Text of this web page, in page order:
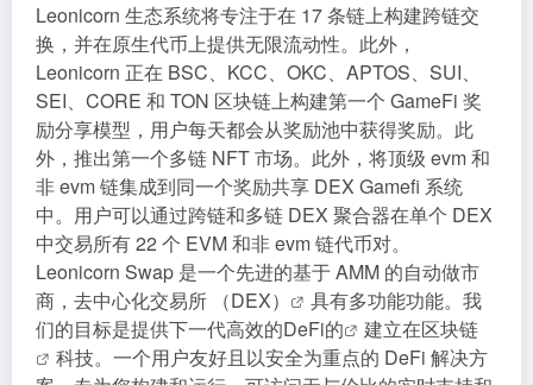
Leonicorn 生态系统将专注于在 17 条链上构建跨链交
换，并在原生代币上提供无限流动性。此外，
Leonicorn 正在 BSC、KCC、OKC、APTOS、SUI、
SEI、CORE 和 TON 区块链上构建第一个 GameFi 奖
励分享模型，用户每天都会从奖励池中获得奖励。此
外，推出第一个多链 NFT 市场。此外，将顶级 evm 和
非 evm 链集成到同一个奖励共享 DEX Gamefi 系统
中。用户可以通过跨链和多链 DEX 聚合器在单个 DEX
中交易所有 22 个 EVM 和非 evm 链代币对。
Leonicorn Swap 是一个先进的基于 AMM 的自动做市
商， 去中心化交易所 （DEX）
具有多功能功能。我
们的目标是提供下一代高效的DeFi的 建立在区块链
科技。一个用户友好且以安全为重点的 DeFi 解决方